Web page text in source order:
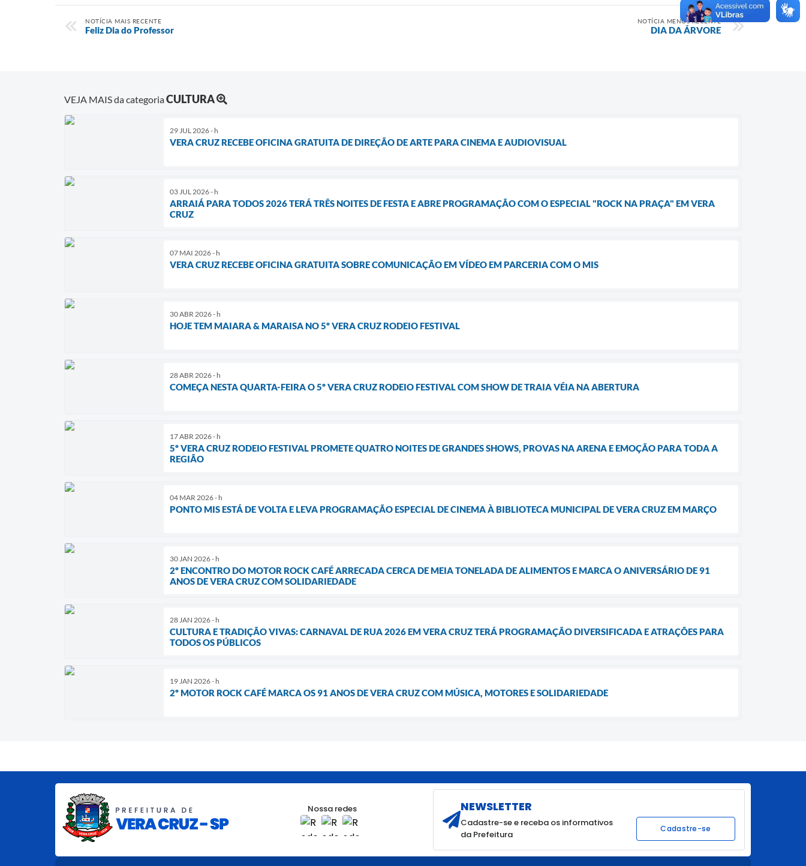
NOTÍCIA MAIS RECENTE
Feliz Dia do Professor
NOTÍCIA MENOS RECENTE
DIA DA ÁRVORE
VEJA MAIS da categoriaCULTURA
29 JUL 2026 - h
VERA CRUZ RECEBE OFICINA GRATUITA DE DIREÇÃO DE ARTE PARA CINEMA E AUDIOVISUAL
03 JUL 2026 - h
ARRAIÁ PARA TODOS 2026 TERÁ TRÊS NOITES DE FESTA E ABRE PROGRAMAÇÃO COM O ESPECIAL "ROCK NA PRAÇA" EM VERA
CRUZ
07 MAI 2026 - h
VERA CRUZ RECEBE OFICINA GRATUITA SOBRE COMUNICAÇÃO EM VÍDEO EM PARCERIA COM O MIS
30 ABR 2026 - h
HOJE TEM MAIARA & MARAISA NO 5º VERA CRUZ RODEIO FESTIVAL
28 ABR 2026 - h
COMEÇA NESTA QUARTA-FEIRA O 5º VERA CRUZ RODEIO FESTIVAL COM SHOW DE TRAIA VÉIA NA ABERTURA
17 ABR 2026 - h
5º VERA CRUZ RODEIO FESTIVAL PROMETE QUATRO NOITES DE GRANDES SHOWS, PROVAS NA ARENA E EMOÇÃO PARA TODA A
REGIÃO
04 MAR 2026 - h
PONTO MIS ESTÁ DE VOLTA E LEVA PROGRAMAÇÃO ESPECIAL DE CINEMA À BIBLIOTECA MUNICIPAL DE VERA CRUZ EM MARÇO
30 JAN 2026 - h
2º ENCONTRO DO MOTOR ROCK CAFÉ ARRECADA CERCA DE MEIA TONELADA DE ALIMENTOS E MARCA O ANIVERSÁRIO DE 91
ANOS DE VERA CRUZ COM SOLIDARIEDADE
28 JAN 2026 - h
CULTURA E TRADIÇÃO VIVAS: CARNAVAL DE RUA 2026 EM VERA CRUZ TERÁ PROGRAMAÇÃO DIVERSIFICADA E ATRAÇÕES PARA
TODOS OS PÚBLICOS
19 JAN 2026 - h
2º MOTOR ROCK CAFÉ MARCA OS 91 ANOS DE VERA CRUZ COM MÚSICA, MOTORES E SOLIDARIEDADE
Nossa redes NEWSLETTER
Cadastre-se e receba os informativos
da Prefeitura
Cadastre-se